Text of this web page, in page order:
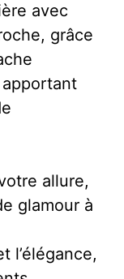
avec
grâce
allure,
glamour à
l’élégance,